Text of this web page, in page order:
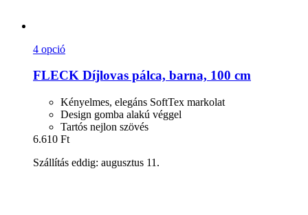
4 opció
FLECK Díjlovas pálca, barna, 100 cm
Kényelmes, elegáns SoftTex markolat
Design gomba alakú véggel
Tartós nejlon szövés
6.610 Ft
Szállítás eddig: augusztus 11.